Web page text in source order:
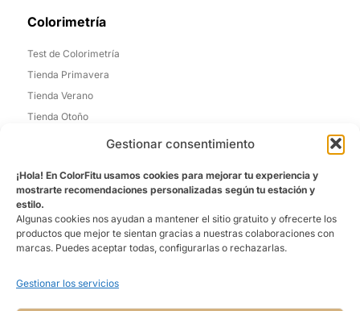
Gestionar consentimiento
¡Hola! En ColorFitu usamos cookies para mejorar tu experiencia y
mostrarte recomendaciones personalizadas según tu estación y
estilo.
Algunas cookies nos ayudan a mantener el sitio gratuito y ofrecerte los
productos que mejor te sientan gracias a nuestras colaboraciones con
marcas. Puedes aceptar todas, configurarlas o rechazarlas.
Gestionar los servicios
Colorimetría
Test de Colorimetría
Tienda Primavera
Tienda Verano
Tienda Otoño
Informacion de Contacto
Madrid, España
Email: laura@colorfitu.com
Sobre Nosotros
La tienda que mejor te conoce. Ofreciéndo una experiencia